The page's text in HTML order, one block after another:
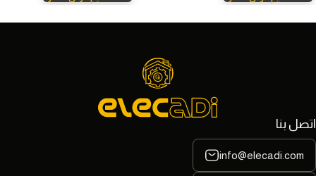
اتصل بنا
info@elecadi.com